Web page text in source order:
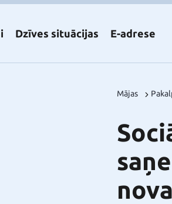
Dzīves situācijas E-adrese
Mājas